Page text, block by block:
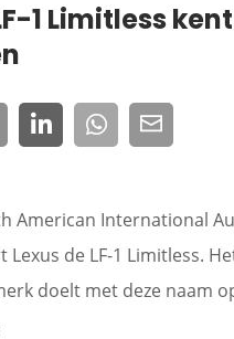
1 Limitless
American International
de LF-1 Limitless.
doelt met deze naam